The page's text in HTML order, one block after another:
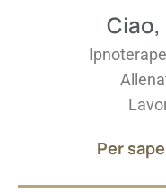
Ciao,
Per